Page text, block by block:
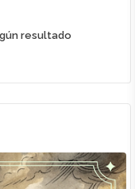
resultado